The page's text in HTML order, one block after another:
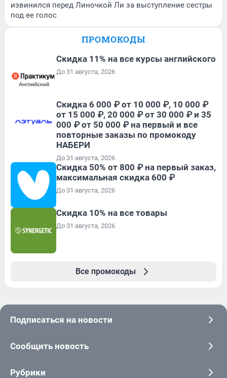
извинился перед Линочкой Ли за выступление сестры
под ее голос
ПРОМОКОДЫ
Скидка 11% на все курсы английского
До 31 августа, 2026
Скидка 6 000 ₽ от 10 000 ₽, 10 000 ₽
от 15 000 ₽, 20 000 ₽ от 30 000 ₽ и 35
000 ₽ от 50 000 ₽ на первый и все
повторные заказы по промокоду
НАБЕРИ
До 31 августа, 2026
Скидка 50% от 800 ₽ на первый заказ,
максимальная скидка 600 ₽
До 31 августа, 2026
Скидка 10% на все товары
До 31 августа, 2026
Все промокоды
Подписаться на новости
Сообщить новость
Рубрики